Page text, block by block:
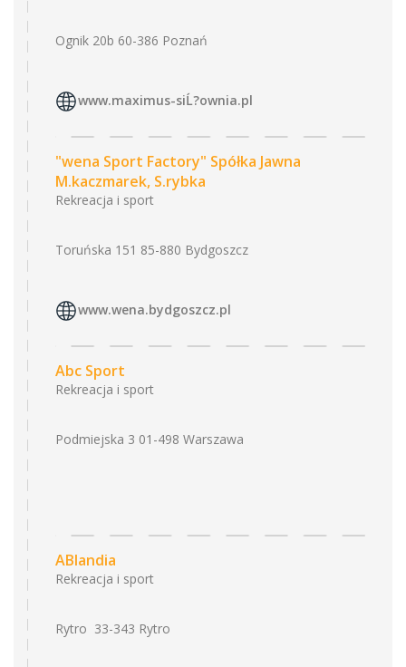
Ognik 20b 60-386 Poznań
www.maximus-siĹ?ownia.pl
"wena Sport Factory" Spółka Jawna
M.kaczmarek, S.rybka
Rekreacja i sport
Toruńska 151 85-880 Bydgoszcz
www.wena.bydgoszcz.pl
Abc Sport
Rekreacja i sport
Podmiejska 3 01-498 Warszawa
ABlandia
Rekreacja i sport
Rytro 33-343 Rytro